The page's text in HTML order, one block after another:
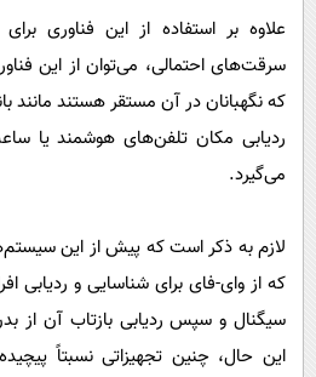
علاوه بر استفاده از این فناوری
سرقت‌های احتمالی، می‌توان از این
که نگهبانان در آن مستقر هستند مانند
ردیابی مکان تلفن‌های هوشمند یا
می‌گیرد.
لازم به ذکر است که پیش از این
که از وای‌-فای برای شناسایی و ردیابی
سیگنال‌ و سپس ردیابی بازتاب آن از
این حال، چنین تجهیزاتی نسبتاً